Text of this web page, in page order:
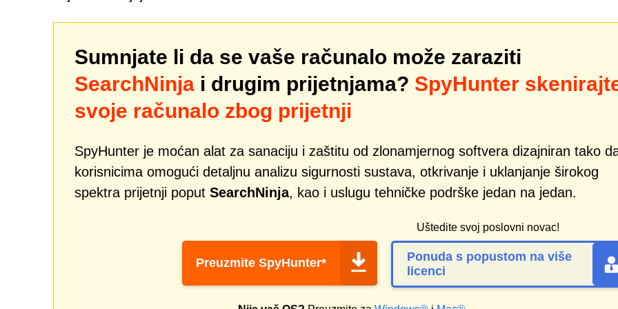
Sumnjate li da se vaše računalo može zaraziti
SearchNinja i drugim prijetnjama? SpyHunter
svoje računalo zbog prijetnji
SpyHunter je moćan alat za sanaciju i zaštitu od zlonamjernog softvera dizajniran tako
korisnicima omogući detaljnu analizu sigurnosti sustava, otkrivanje i uklanjanje širokog
spektra prijetnji poput SearchNinja, kao i uslugu tehničke podrške jedan na jedan.
Preuzmite SpyHunter*
Uštedite svoj poslovni novac!
Ponuda s popustom na više
licenci